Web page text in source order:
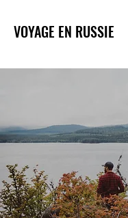
VOYAGE EN RUSSIE